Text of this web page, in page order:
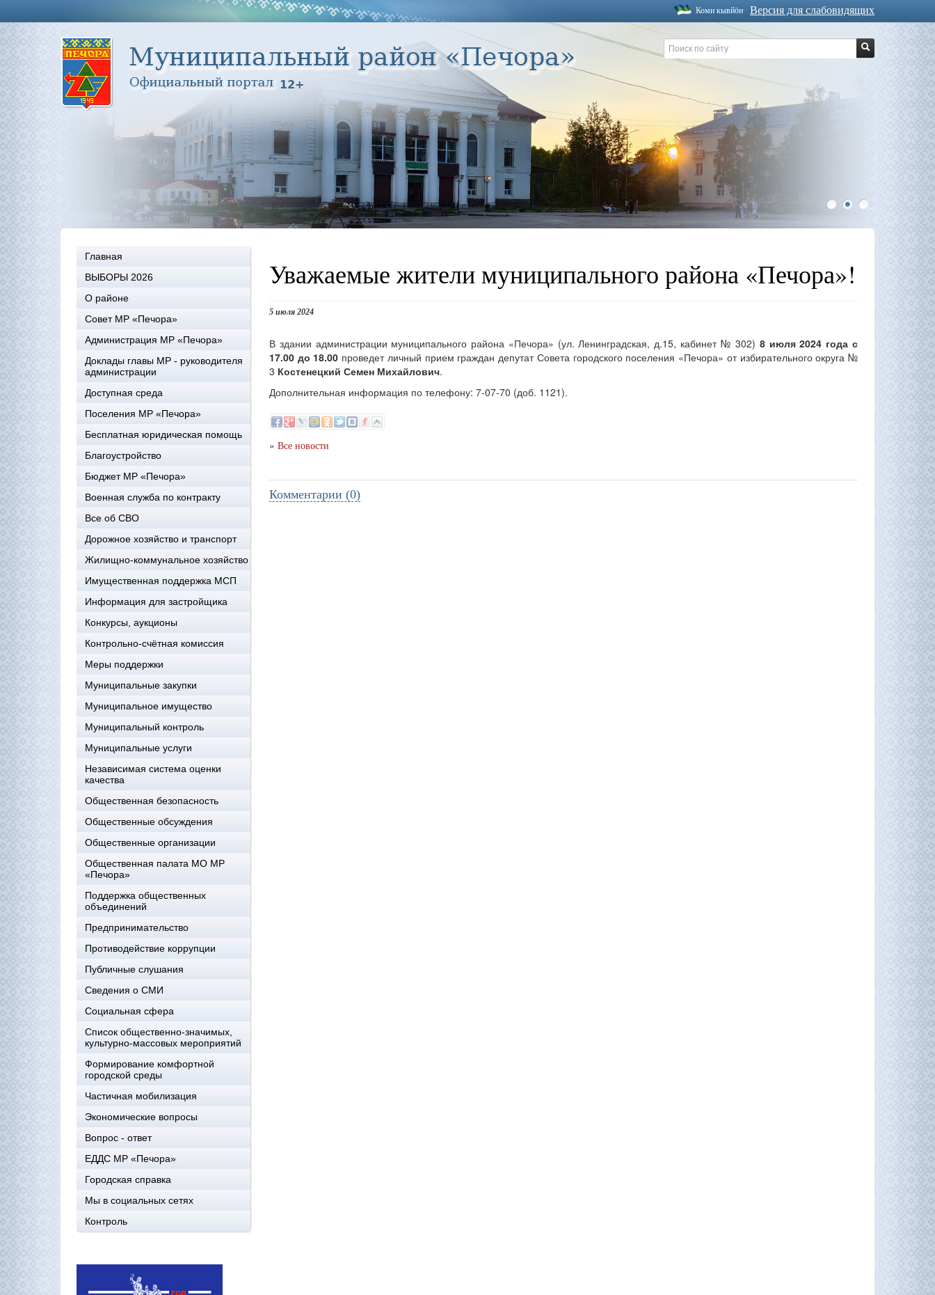
Версия для слабовидящих
Коми кывйöн
1 2 3
Главная
ВЫБОРЫ 2026
О районе
Совет МР «Печора»
Администрация МР «Печора»
Доклады главы МР - руководителя
администрации
Доступная среда
Поселения МР «Печора»
Бесплатная юридическая помощь
Благоустройство
Бюджет МР «Печора»
Военная служба по контракту
Все об СВО
Дорожное хозяйство и транспорт
Жилищно-коммунальное хозяйство
Имущественная поддержка МСП
Информация для застройщика
Конкурсы, аукционы
Контрольно-счётная комиссия
Меры поддержки
Муниципальные закупки
Муниципальное имущество
Муниципальный контроль
Муниципальные услуги
Независимая система оценки
качества
Общественная безопасность
Общественные обсуждения
Общественные организации
Общественная палата МО МР
«Печора»
Поддержка общественных
объединений
Предпринимательство
Противодействие коррупции
Публичные слушания
Сведения о СМИ
Социальная сфера
Список общественно-значимых,
культурно-массовых мероприятий
Формирование комфортной
городской среды
Частичная мобилизация
Экономические вопросы
Вопрос - ответ
ЕДДС МР «Печора»
Городская справка
Мы в социальных сетях
Контроль
Уважаемые жители муниципального района «Печора»!
5 июля 2024
В здании администрации муниципального района «Печора» (ул. Ленинградская, д.15, кабинет № 302) 8 июля 2024 года с
17.00 до 18.00 проведет личный прием граждан депутат Совета городского поселения «Печора» от избирательного округа №
3 Костенецкий Семен Михайлович.
Дополнительная информация по телефону: 7-07-70 (доб. 1121).
« Все новости
Комментарии (0)